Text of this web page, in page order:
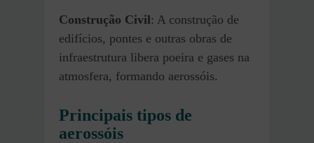
Construção Civil: A construção de
edifícios, pontes e outras obras de
infraestrutura libera poeira e gases na
atmosfera, formando aerossóis.
Principais tipos de
aerossóis